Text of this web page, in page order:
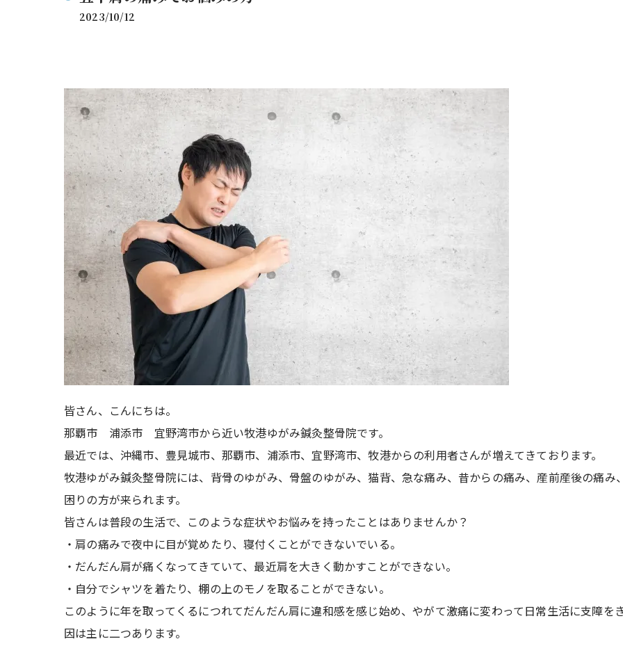
2023/10/12
皆さん、こんにちは。
那覇市 浦添市 宜野湾市から近い牧港ゆがみ鍼灸整骨院です。
最近では、沖縄市、豊見城市、那覇市、浦添市、宜野湾市、牧港からの利用者さんが増えてきております。
牧港ゆがみ鍼灸整骨院には、背骨のゆがみ、骨盤のゆがみ、猫背、急な痛み、昔からの痛み、産前産後の痛
困りの方が来られます。
皆さんは普段の生活で、このような症状やお悩みを持ったことはありませんか？
・肩の痛みで夜中に目が覚めたり、寝付くことができないでいる。
・だんだん肩が痛くなってきていて、最近肩を大きく動かすことができない。
・自分でシャツを着たり、棚の上のモノを取ることができない。
このように年を取ってくるにつれてだんだん肩に違和感を感じ始め、やがて激痛に変わって日常生活に支障
因は主に二つあります。